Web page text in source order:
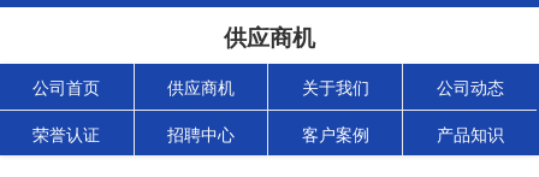
供应商机
公司首页 供应商机 关于我们 公司动态
荣誉认证 招聘中心 客户案例 产品知识